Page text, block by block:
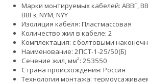
Марки монтируемых кабелей: АВВГ,
ВВГз, NYM, NYY
Изоляция кабеля: Пластмассовая
Количество жил в кабеле: 2
Комплектация: с болтовыми
Наименование: 2ПСТ-1-25/50(Б)
Сечение жил, мм²: 253550
Страна происхождения: Россия
Технология монтажа: